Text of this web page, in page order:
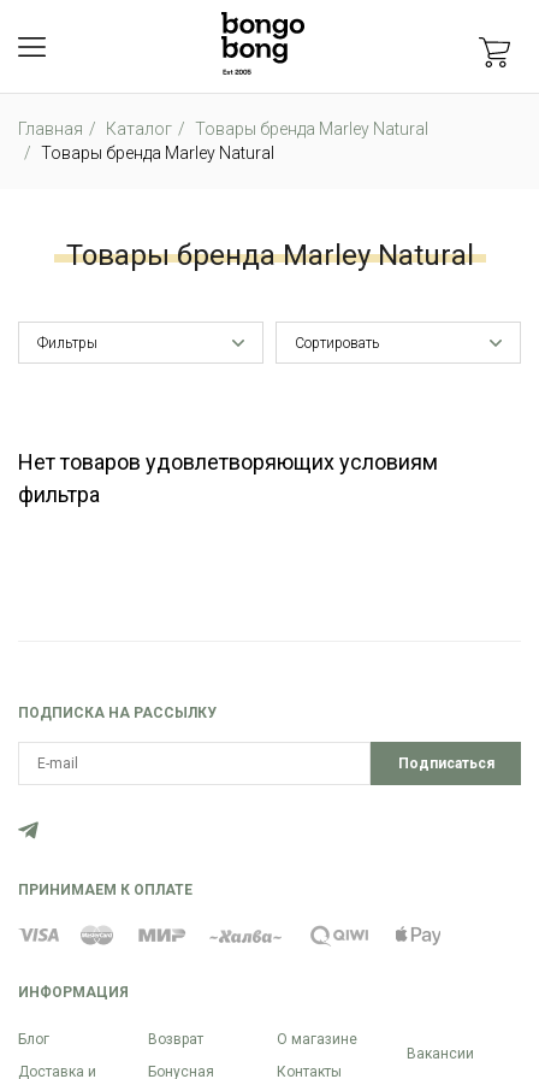
Главная Каталог
Товары бренда Marley Natural
Товары бренда Marley Natural
Товары бренда Marley Natural
Фильтры Сортировать
Нет товаров удовлетворяющих условиям
фильтра
ИНФОРМАЦИЯ
Блог
Доставка и
Возврат
Бонусная
О магазине
Контакты
Вакансии
ПОДПИСКА НА РАССЫЛКУ
Подписаться
ПРИНИМАЕМ К ОПЛАТЕ